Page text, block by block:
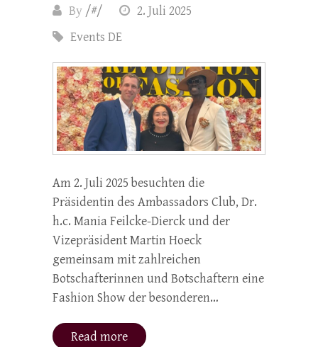
By /#/
2. Juli 2025
Events DE
Am 2. Juli 2025 besuchten die
Präsidentin des Ambassadors Club, Dr.
h.c. Mania Feilcke-Dierck und der
Vizepräsident Martin Hoeck
gemeinsam mit zahlreichen
Botschafterinnen und Botschaftern eine
Fashion Show der besonderen…
Read more